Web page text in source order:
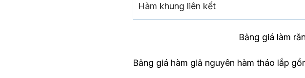
Hàm khung liên kết
Bảng giá làm
Bảng giá hàm giả nguyên hàm tháo lắp